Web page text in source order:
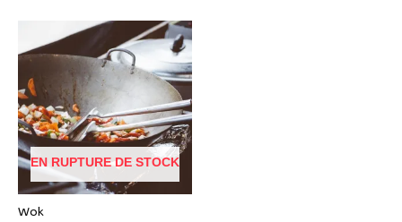
EN RUPTURE DE STOCK
Wok